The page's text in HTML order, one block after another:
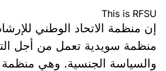
This is RFSU
إن منظمة الاتحاد الوطني
منظمة سويدية تعمل من أجل
والسياسة الجنسية. وهي منظمة